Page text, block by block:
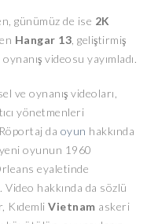
günümüz de ise 2K
Hangar 13 , geliştirmiş
videosu yayımladı.
ve oynanış videoları,
yönetmenleri
da oyun hakkında
oyunun 1960
eyaletinde
Video hakkında da sözlü
Kıdemli Vietnam askeri